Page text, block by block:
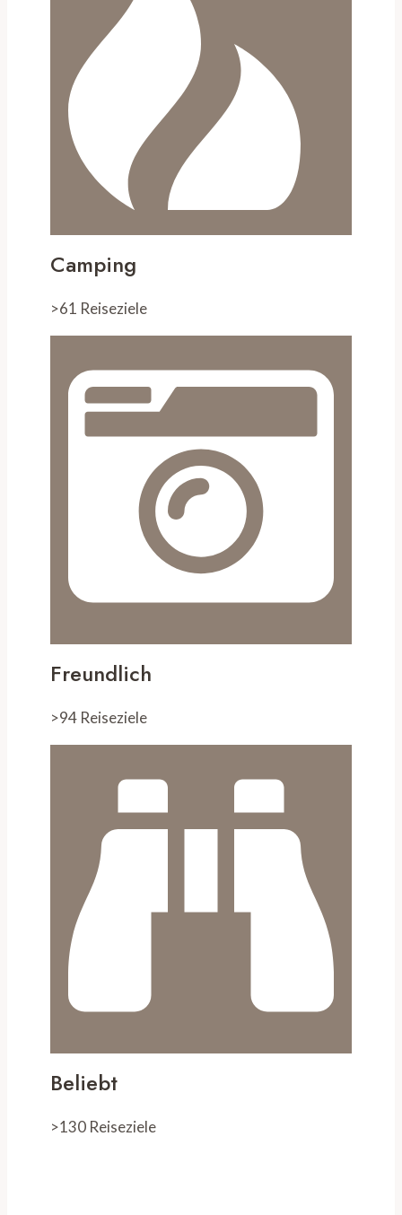
Camping
>61 Reiseziele
Freundlich
>94 Reiseziele
Beliebt
>130 Reiseziele